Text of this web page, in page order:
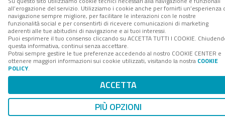
all’erogazione del servizio. Utilizziamo i cookie anche per fornirti un’esperienza
navigazione sempre migliore, per facilitare le interazioni con le nostre
funzionalità social e per consentirti di ricevere comunicazioni di marketing
aderenti alle tue abitudini di navigazione e ai tuoi interessi.
Puoi esprimere il tuo consenso cliccando su ACCETTA TUTTI I COOKIE.
questa informativa, continui senza accettare.
Potrai sempre gestire le tue preferenze accedendo al nostro COOKIE CENTER e
ottenere maggiori informazioni sui cookie utilizzati, visitando la nostra COOKIE
POLICY.
ACCETTA
PIÙ OPZIONI